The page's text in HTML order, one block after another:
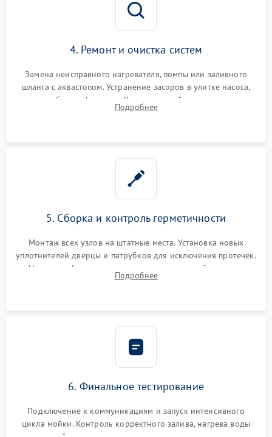
4. Ремонт и очистка систем
Замена неисправного нагревателя, помпы или заливного
шланга с аквастопом. Устранение засоров в улитке насоса,
патрубках и фильтрах. Компонентный ремонт платы
управления, восстановление поврежденной проводки.
Подробнее
5. Сборка и контроль герметичности
Монтаж всех узлов на штатные места. Установка новых
уплотнителей дверцы и патрубков для исключения протечек.
Надежная фиксация хомутов гидравлической системы,
сборка корпуса и установка датчика поплавка.
Подробнее
6. Финальное тестирование
Подключение к коммуникациям и запуск интенсивного
цикла мойки. Контроль корректного залива, нагрева воды